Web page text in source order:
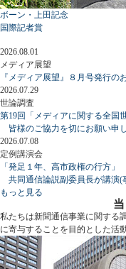
ボーン・上田記念
国際記者賞
2026.08.01
メディア展望
『メディア展望』８月号発行の
2026.07.29
世論調査
第19回「メディアに関する全国
皆様のご協力を切にお願い申
2026.07.08
定例講演会
「発足１年、高市政権の行方」
共同通信論説副委員長が講演(
もっと見る
私たちは新聞通信事業に関する
に寄与することを目的とした活